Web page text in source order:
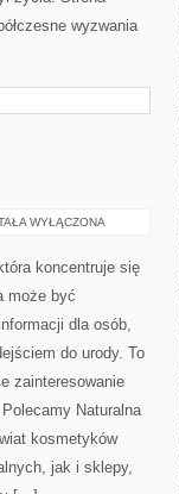
wyzwania
WYŁĄCZONA
koncentruje się
może być
dla osób,
do urody. To
zainteresowanie
Naturalna
kosmetyków
jak i sklepy,